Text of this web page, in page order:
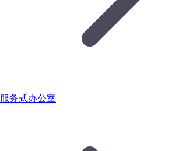
服务式办公室